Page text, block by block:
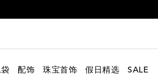
配饰 珠宝首饰 假日精选 SALE